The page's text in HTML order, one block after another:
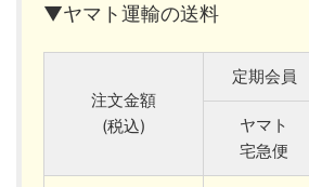
▼ヤマト運輸の送料
注文金額
(税込)
定期会員
ヤマト
宅急便